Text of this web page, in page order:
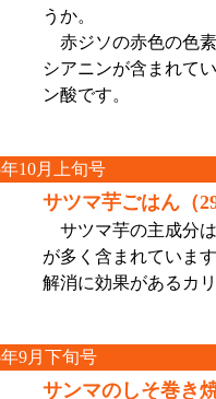
うか。
赤ジソの赤色の色
シアニンが含まれて
ン酸です。
10月上旬号
サツマ芋ごはん（
サツマ芋の主成分
が多く含まれていま
解消に効果があるカ
9月下旬号
サンマのしそ巻き